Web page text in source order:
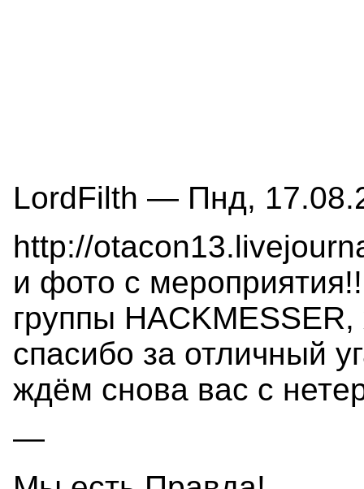
LordFilth — Пнд,
http://
и фото с
группы
спасибо за отличный
ждём снова вас с
—